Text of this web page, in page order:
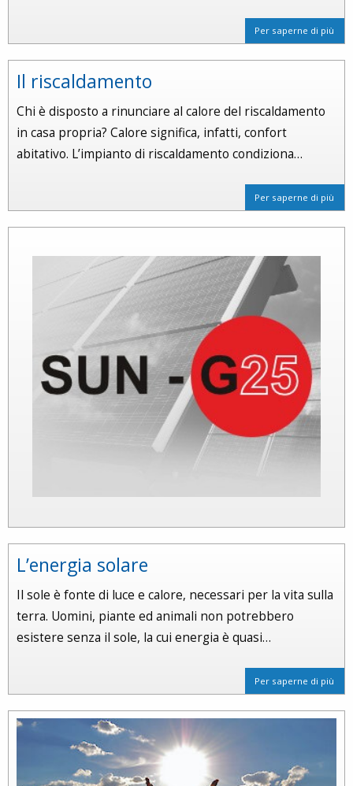
Per saperne di più
Il riscaldamento
Chi è disposto a rinunciare al calore del riscaldamento
in casa propria? Calore significa, infatti, confort
abitativo. L’impianto di riscaldamento condiziona…
Per saperne di più
L’energia solare
Il sole è fonte di luce e calore, necessari per la vita sulla
terra. Uomini, piante ed animali non potrebbero
esistere senza il sole, la cui energia è quasi…
Per saperne di più